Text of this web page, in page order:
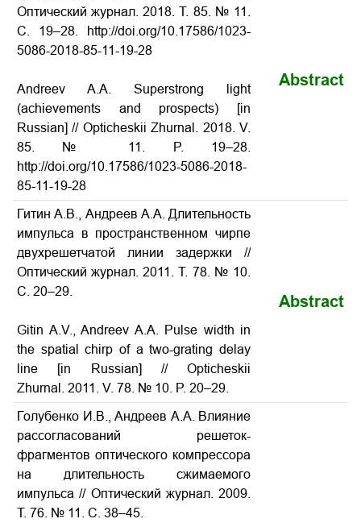
Оптический журнал. 2018. Т. 85. № 11.
С. 19–28. http://doi.org/10.17586/1023-
5086-2018-85-11-19-28
Andreev A.A. Superstrong light
(achievements and prospects)
[in
Russian] // Opticheskii Zhurnal. 2018. V.
85. № 11. P. 19–28.
http://doi.org/10.17586/1023-5086-2018-
85-11-19-28
Abstract
Гитин А.В., Андреев А.А. Длительность
импульса в пространственном чирпе
двухрешетчатой линии задержки //
Оптический журнал. 2011. Т. 78. № 10.
С. 20–29.
Gitin A.V., Andreev A.A. Pulse width in
the spatial chirp of a two-grating delay
line [in Russian] // Opticheskii
Zhurnal. 2011. V. 78. № 10. P. 20–29.
Abstract
Голубенко И.В., Андреев А.А. Влияние
рассогласований решеток-
фрагментов оптического компрессора
на длительность сжимаемого
импульса // Оптический журнал. 2009.
Т. 76. № 11. С. 38–45.